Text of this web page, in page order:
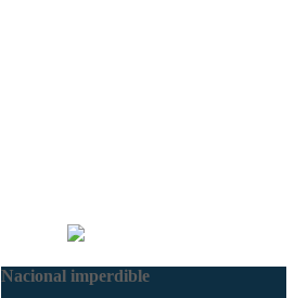
Nacional imperdible